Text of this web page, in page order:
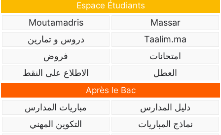
Espace Étudiants
Massar
Moutamadris
Taalim.ma
دروس و تمارين
امتحانات
فروض
العطل
الاطلاع على النقط
Après le Bac
دليل المدارس
مباريات المدارس
نماذج المباريات
التكوين المهني